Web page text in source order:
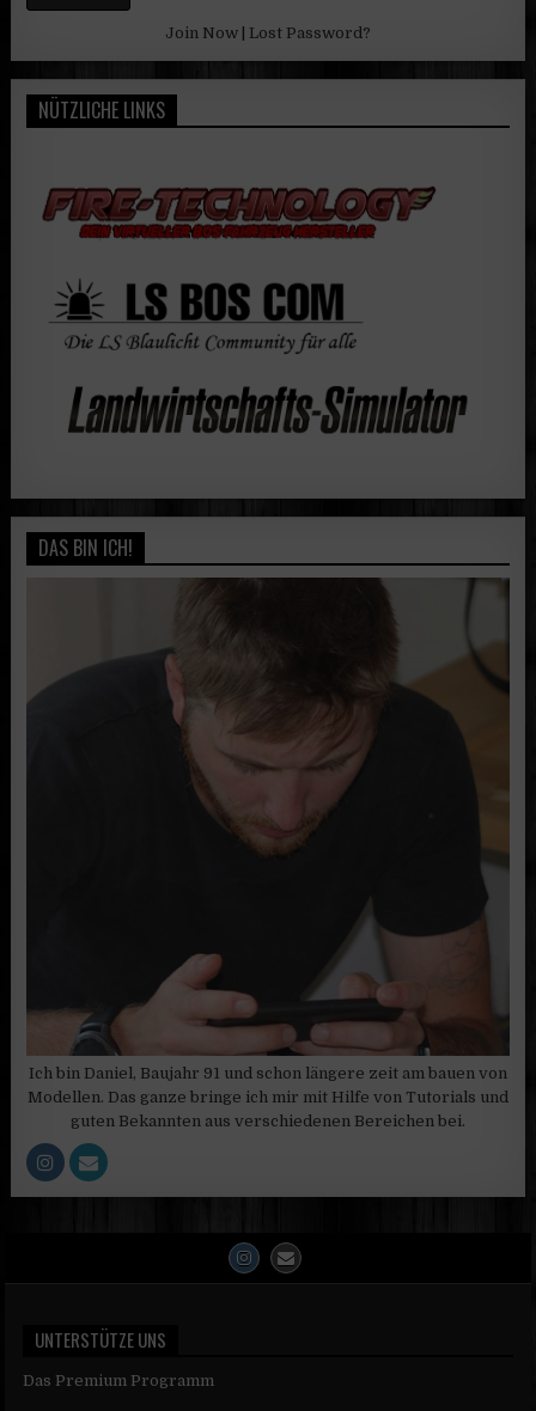
Join Now Lost Password?
NÜTZLICHE LINKS
DAS BIN ICH!
Ich bin Daniel, Baujahr 91 und schon längere zeit am bauen von
Modellen. Das ganze bringe ich mir mit Hilfe von Tutorials und
guten Bekannten aus verschiedenen Bereichen bei.
UNTERSTÜTZE UNS
Das Premium Programm